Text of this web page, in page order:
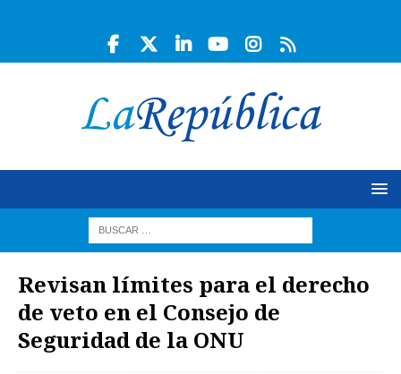
Revisan límites para el derecho
de veto en el Consejo de
Seguridad de la ONU